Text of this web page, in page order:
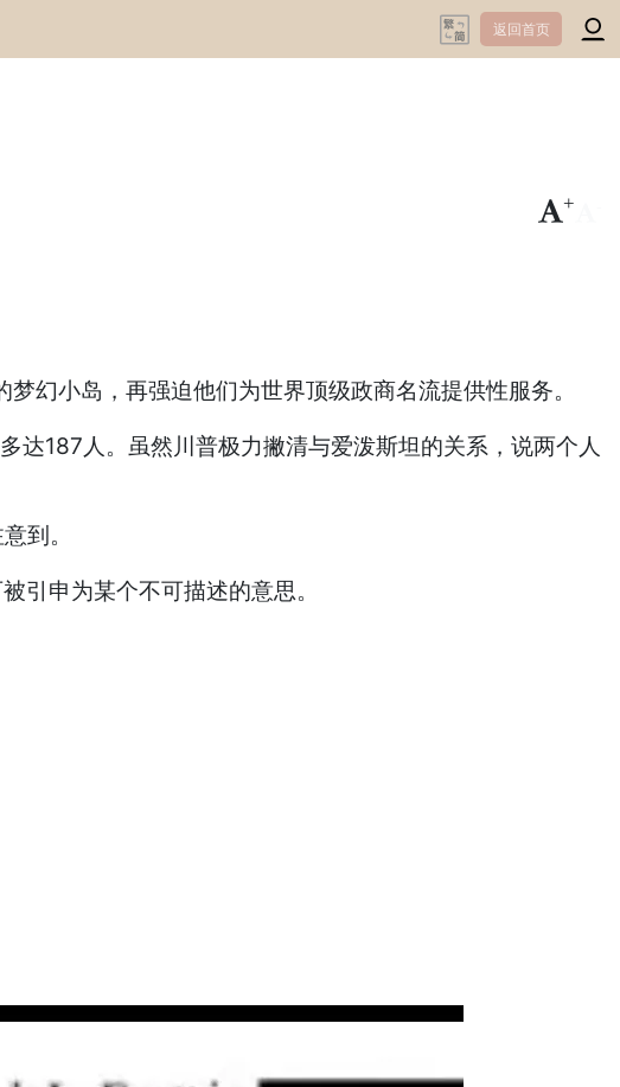
返回首页
+
幻小岛，再强迫他们为世界顶级政商名流提供性服务。
达187人。虽然川普极力撇清与爱泼斯坦的关系，说两个人
到。
引申为某个不可描述的意思。